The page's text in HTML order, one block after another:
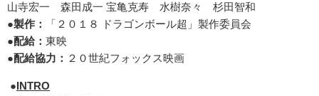
山寺宏一 森田成一 宝亀克寿 水樹奈々 杉田智和
●製作：
「２０１８ ドラゴンボール超」製作委員会
●配給： 東映
●配給協力： ２０世紀フォックス映画
●INTRO